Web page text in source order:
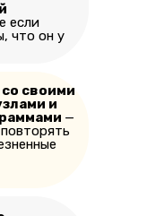
если
что он у
своими
и
—